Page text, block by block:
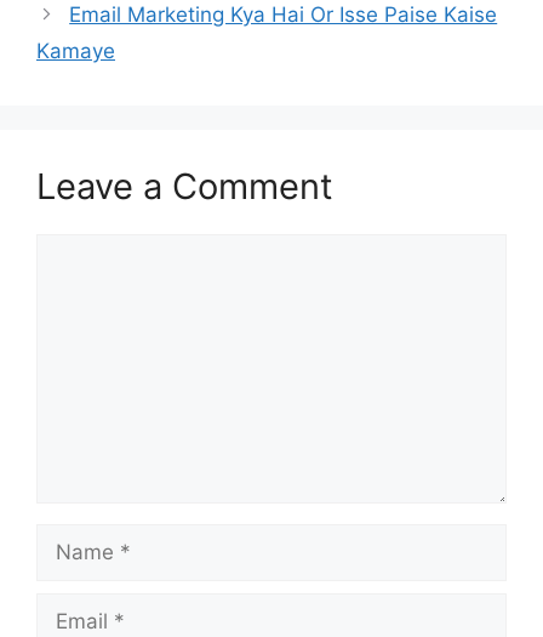
Email Marketing Kya Hai Or Isse Paise Kaise
Kamaye
Leave a Comment